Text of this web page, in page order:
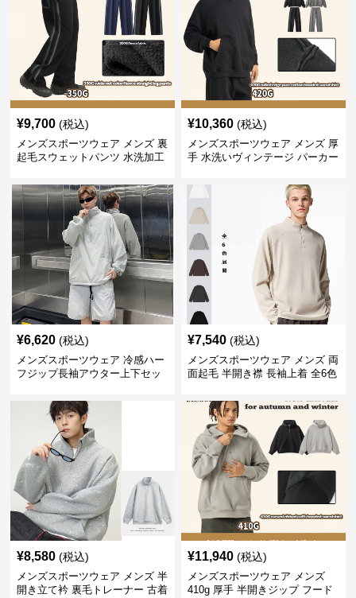
¥9,700 (税込)
メンズスポーツウェア メンズ 裏
起毛スウェットパンツ 水洗加工
¥10,360 (税込)
メンズスポーツウェア メンズ 厚
手 水洗いヴィンテージ パーカー
¥6,620 (税込)
メンズスポーツウェア 冷感ハー
フジップ長袖アウター上下セッ
¥7,540 (税込)
メンズスポーツウェア メンズ 両
面起毛 半開き襟 長袖上着 全6色
¥8,580 (税込)
メンズスポーツウェア メンズ 半
開き立て衿 裏毛トレーナー 古着
¥11,940 (税込)
メンズスポーツウェア メンズ
410g 厚手 半開きジップ フード